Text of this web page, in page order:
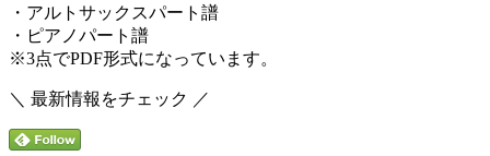
・アルトサックスパート譜
・ピアノパート譜
※3点でPDF形式になっています。
＼ 最新情報をチェック ／